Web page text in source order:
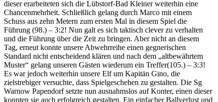
dieser erarbeiteten sich die Lübstorf-Bad Kleiner weiterhin eine
Chancenmehrheit. Schließlich gelang durch Marco mit einem
Schuss aus zehn Metern zum ersten Mal in diesem Spiel die
Führung (98.) – 3:2! Nun galt es sich taktisch clever zu verhalten
und die Führung über die Zeit zu bringen. Aber nicht an diesem
Tag, erneut konnte unsere Abwehrreihe einen gegnerischen
Standard nicht entscheidend klären und nach dem „altbewährtem
Muster“ gelang unseren Gästen wiederum ein Treffer(105.) – 3:3!
Es war jedoch weiterhin unsere Elf um Kapitän Gino, die
zielstrebiger versuchte, dass Spielgeschehen zu gestalten. Die Sg
Warnow Papendorf setzte nun ausnahmslos auf Konter, einen dieser
konnten sie auch erfolgreich gestalten. Ein einfacher Ballverlust und